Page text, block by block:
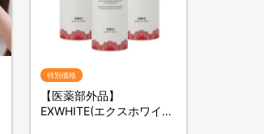
特別価格
【医薬部外品】
EXWHITE(エクスホワイ